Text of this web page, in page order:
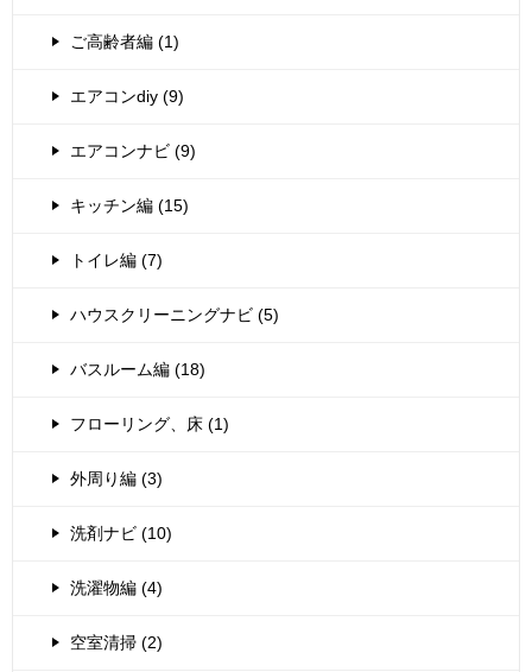
ご高齢者編 (1)
エアコンdiy (9)
エアコンナビ (9)
キッチン編 (15)
トイレ編 (7)
ハウスクリーニングナビ (5)
バスルーム編 (18)
フローリング、床 (1)
外周り編 (3)
洗剤ナビ (10)
洗濯物編 (4)
空室清掃 (2)